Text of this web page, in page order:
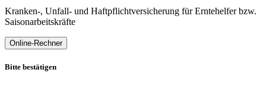
Kranken-, Unfall- und Haftpflichtversicherung für Erntehelfer bzw.
Saisonarbeitskräfte
Online-Rechner
Bitte bestätigen